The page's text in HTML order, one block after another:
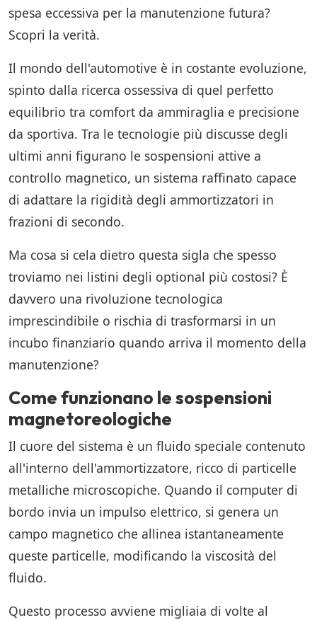
spesa eccessiva per la manutenzione futura?
Scopri la verità.
Il mondo dell'automotive è in costante evoluzione,
spinto dalla ricerca ossessiva di quel perfetto
equilibrio tra comfort da ammiraglia e precisione
da sportiva. Tra le tecnologie più discusse degli
ultimi anni figurano le sospensioni attive a
controllo magnetico, un sistema raffinato capace
di adattare la rigidità degli ammortizzatori in
frazioni di secondo.
Ma cosa si cela dietro questa sigla che spesso
troviamo nei listini degli optional più costosi? È
davvero una rivoluzione tecnologica
imprescindibile o rischia di trasformarsi in un
incubo finanziario quando arriva il momento della
manutenzione?
Come funzionano le sospensioni
magnetoreologiche
Il cuore del sistema è un fluido speciale contenuto
all'interno dell'ammortizzatore, ricco di particelle
metalliche microscopiche. Quando il computer di
bordo invia un impulso elettrico, si genera un
campo magnetico che allinea istantaneamente
queste particelle, modificando la viscosità del
fluido.
Questo processo avviene migliaia di volte al